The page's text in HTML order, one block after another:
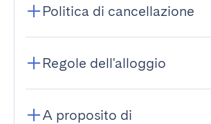
Politica di cancellazione
Regole dell'alloggio
A proposito di